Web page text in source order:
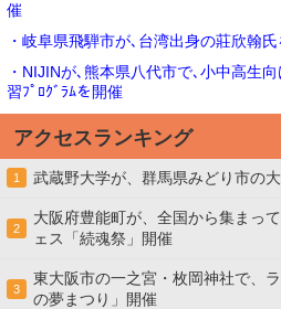
催
・岐阜県飛騨市が､台湾出身の莊欣翰
・NIJINが､熊本県八代市で､小中高生
習ﾌﾟﾛｸﾞﾗﾑを開催
アクセスランキング
1 武蔵野大学が、群馬県みどり市の
2
大阪府豊能町が、全国から集まっ
ェス「続魂祭」開催
3
東大阪市の一之宮・枚岡神社で、
の夢まつり」開催